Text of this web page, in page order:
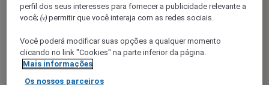
Integral
Consulte Mais
informação
perfil dos seus interesses para fornecer a publicidade relevante a
você;(v) permitir que você interaja com as redes sociais.
Você poderá modificar suas opções a qualquer momento
clicando no link "Cookies" na parte inferior da página.
Mais informações
Os nossos parceiros